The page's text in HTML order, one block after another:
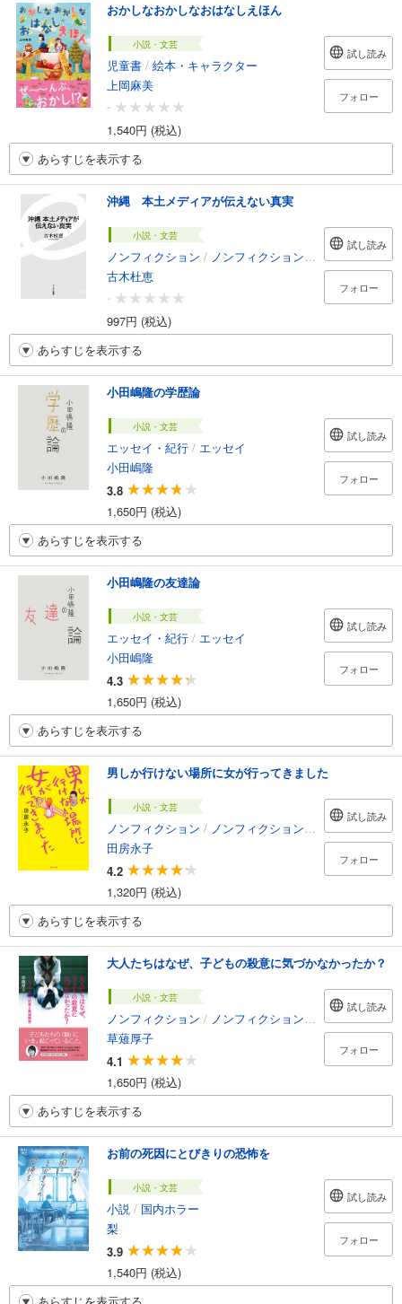
おかしなおかしなおはなしえほん
小説・文芸
児童書 / 絵本・キャラクター
上岡麻美
-
1,540円 (税込)
試し読み
フォロー
あらすじを表示する
沖縄 本土メディアが伝えない真実
小説・文芸
ノンフィクション / ノンフィクション・ドキュメンタリー
古木杜恵
-
997円 (税込)
試し読み
フォロー
あらすじを表示する
小田嶋隆の学歴論
小説・文芸
エッセイ・紀行 / エッセイ
小田嶋隆
3.8
1,650円 (税込)
試し読み
フォロー
あらすじを表示する
小田嶋隆の友達論
小説・文芸
エッセイ・紀行 / エッセイ
小田嶋隆
4.3
1,650円 (税込)
試し読み
フォロー
あらすじを表示する
男しか行けない場所に女が行ってきました
小説・文芸
ノンフィクション / ノンフィクション・ドキュメンタリー
田房永子
4.2
1,320円 (税込)
試し読み
フォロー
あらすじを表示する
大人たちはなぜ、子どもの殺意に気づかなかったか？
小説・文芸
ノンフィクション / ノンフィクション・ドキュメンタリー
草薙厚子
4.1
1,650円 (税込)
試し読み
フォロー
あらすじを表示する
お前の死因にとびきりの恐怖を
小説・文芸
小説 / 国内ホラー
梨
3.9
1,540円 (税込)
試し読み
フォロー